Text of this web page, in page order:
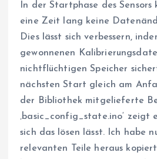
In der Startphase des Sensors
eine Zeit lang keine
Dies lässt sich verbessern,
gewonnenen
nichtflüchtigen Speicher
nächsten Start gleich am
der Bibliothek mitgelieferte
‚basic_config_state.ino‘ zeigt
sich das lösen lässt. Ich habe
relevanten Teile heraus